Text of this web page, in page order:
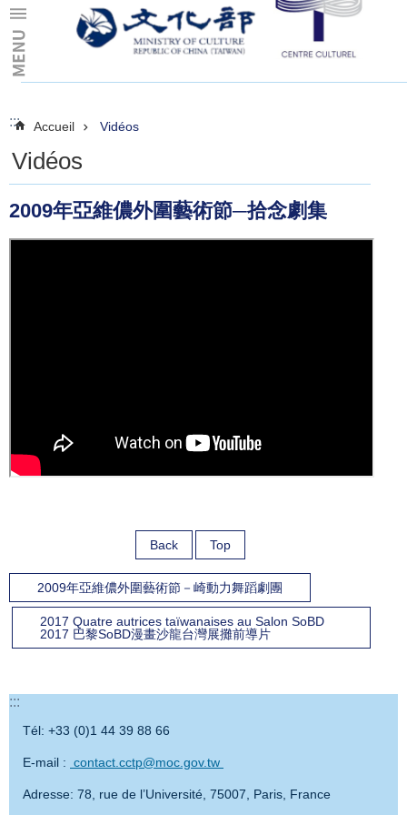
Skip to main content
:::
::: Accueil Vidéos
Vidéos
2009年亞維儂外圍藝術節─拾念劇集
Back Top
2009年亞維儂外圍藝術節－崎動力舞蹈劇團
2017 Quatre autrices taïwanaises au Salon SoBD
2017 巴黎SoBD漫畫沙龍台灣展攤前導片
:::
Tél: +33 (0)1 44 39 88 66
E-mail : contact.cctp@moc.gov.tw
Adresse: 78, rue de l’Université, 75007, Paris, France